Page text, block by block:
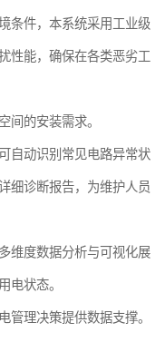
条件，本系统采用工业级
性能，确保在各类恶劣工
间的安装需求。
自动识别常见电路异常状
细诊断报告，为维护人员
维度数据分析与可视化展
电状态。
管理决策提供数据支撑。